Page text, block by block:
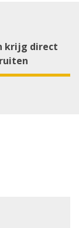
krijg direct